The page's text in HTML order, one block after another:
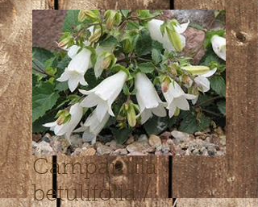
Campanula
betulifolia /